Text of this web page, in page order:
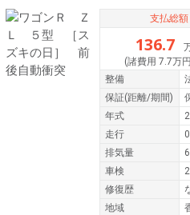
支払総額
136.7
(諸費用 7.7万
整備
保証(距離/期間)
年式
走行
排気量
車検
修復歴
地域